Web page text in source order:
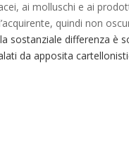
ai molluschi e ai
quindi non
sostanziale differenza è
da apposita